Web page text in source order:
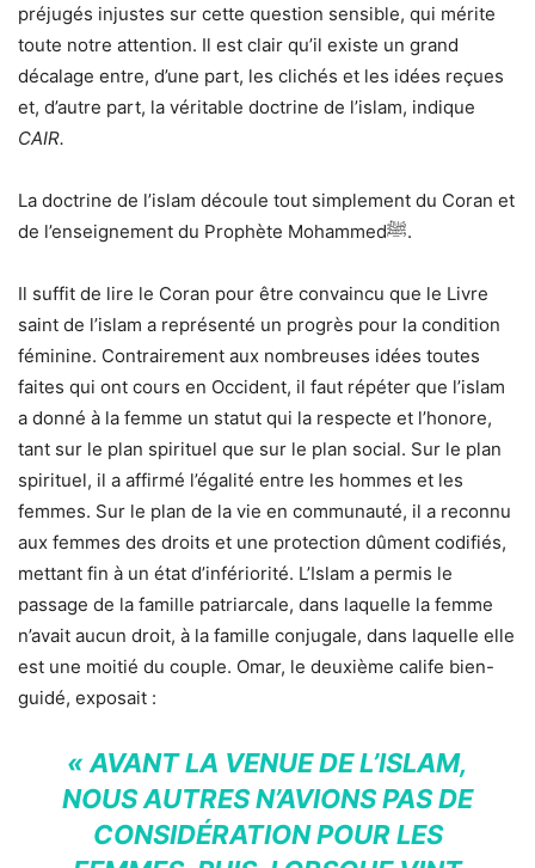
préjugés injustes sur cette question sensible, qui mérite
toute notre attention. Il est clair qu’il existe un grand
décalage entre, d’une part, les clichés et les idées reçues
et, d’autre part, la véritable doctrine de l’islam, indique
CAIR.
La doctrine de l’islam découle tout simplement du Coran et
de l’enseignement du Prophète Mohammedﷺ.
Il suffit de lire le Coran pour être convaincu que le Livre
saint de l’islam a représenté un progrès pour la condition
féminine. Contrairement aux nombreuses idées toutes
faites qui ont cours en Occident, il faut répéter que l’islam
a donné à la femme un statut qui la respecte et l’honore,
tant sur le plan spirituel que sur le plan social. Sur le plan
spirituel, il a affirmé l’égalité entre les hommes et les
femmes. Sur le plan de la vie en communauté, il a reconnu
aux femmes des droits et une protection dûment codifiés,
mettant fin à un état d’infériorité. L’Islam a permis le
passage de la famille patriarcale, dans laquelle la femme
n’avait aucun droit, à la famille conjugale, dans laquelle elle
est une moitié du couple. Omar, le deuxième calife bien-
guidé, exposait :
« AVANT LA VENUE DE L’ISLAM,
NOUS AUTRES N’AVIONS PAS DE
CONSIDÉRATION POUR LES